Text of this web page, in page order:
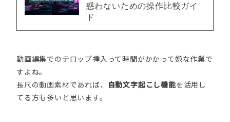
惑わないための操作比較ガイ
ド
動画編集でのテロップ挿入って時間がかかって嫌な作業で
すよね。
長尺の動画素材であれば、
自動文字起こし機能を活用し
てる方も多いと思います。